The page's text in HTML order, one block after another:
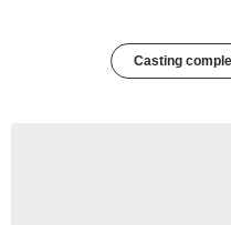
Casting